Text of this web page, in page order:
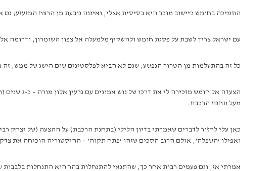
התמיכה בחומש כיישוב מוכר היא בסיסית אצלי, ואיננה נובעת מן הרצח המזעזע;
עם ישראל צריך לשבת על פסגת חומש ולהשקיף מלמעלה אל צפון השומרון, ודרומה
כל זה בהתעלמות מן הטרור הנפשע, שגם לא הביא לפלסטינים שום הישג של ממש,
הצעדה אל
מעל תחנת הרכבת.
כאן עלי לחזור לדברים שאמרתי בדיון הלילי (בתחנת הרכבת) על ההצעה (של יצחק
ואפילו ‘השפלה’, אולם הרוב הסכים שזהו ‘פתח תקוה’ – ההיסטוריה הוכיחה את
אמרתי אז, וגם פעמים רבות אחר כך, שהתנאי להתנחלות בהר הוא התנחלות בלבבות